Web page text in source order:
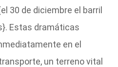
30 de diciembre el barril
Estas dramáticas
en el
un terreno vital